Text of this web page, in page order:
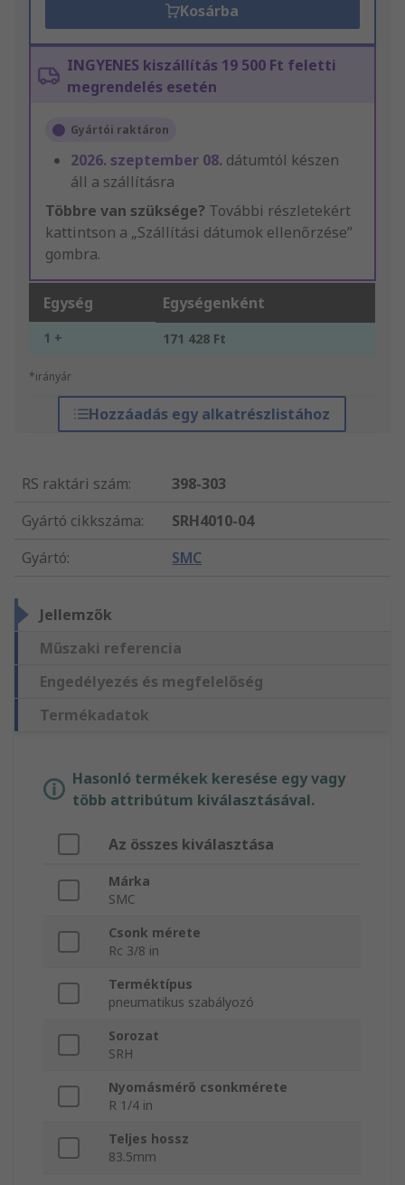
Kosárba
INGYENES kiszállítás 19 500 Ft feletti
megrendelés esetén
Gyártói raktáron
2026. szeptember 08. dátumtól készen
áll a szállításra
Többre van szüksége? További részletekért
kattintson a „Szállítási dátumok ellenőrzése”
gombra.
Egység Egységenként
1 + 171 428 Ft
*irányár
Hozzáadás egy alkatrészlistához
RS raktári szám:
398-303
Gyártó cikkszáma:
SRH4010-04
Gyártó: SMC
Jellemzők
Műszaki referencia
Engedélyezés és megfelelőség
Termékadatok
Hasonló termékek keresése egy vagy
több attribútum kiválasztásával.
Az összes kiválasztása
Márka
SMC
Csonk mérete
Rc 3/8 in
Terméktípus
pneumatikus szabályozó
Sorozat
SRH
Nyomásmérő csonkmérete
R 1/4 in
Teljes hossz
83.5mm